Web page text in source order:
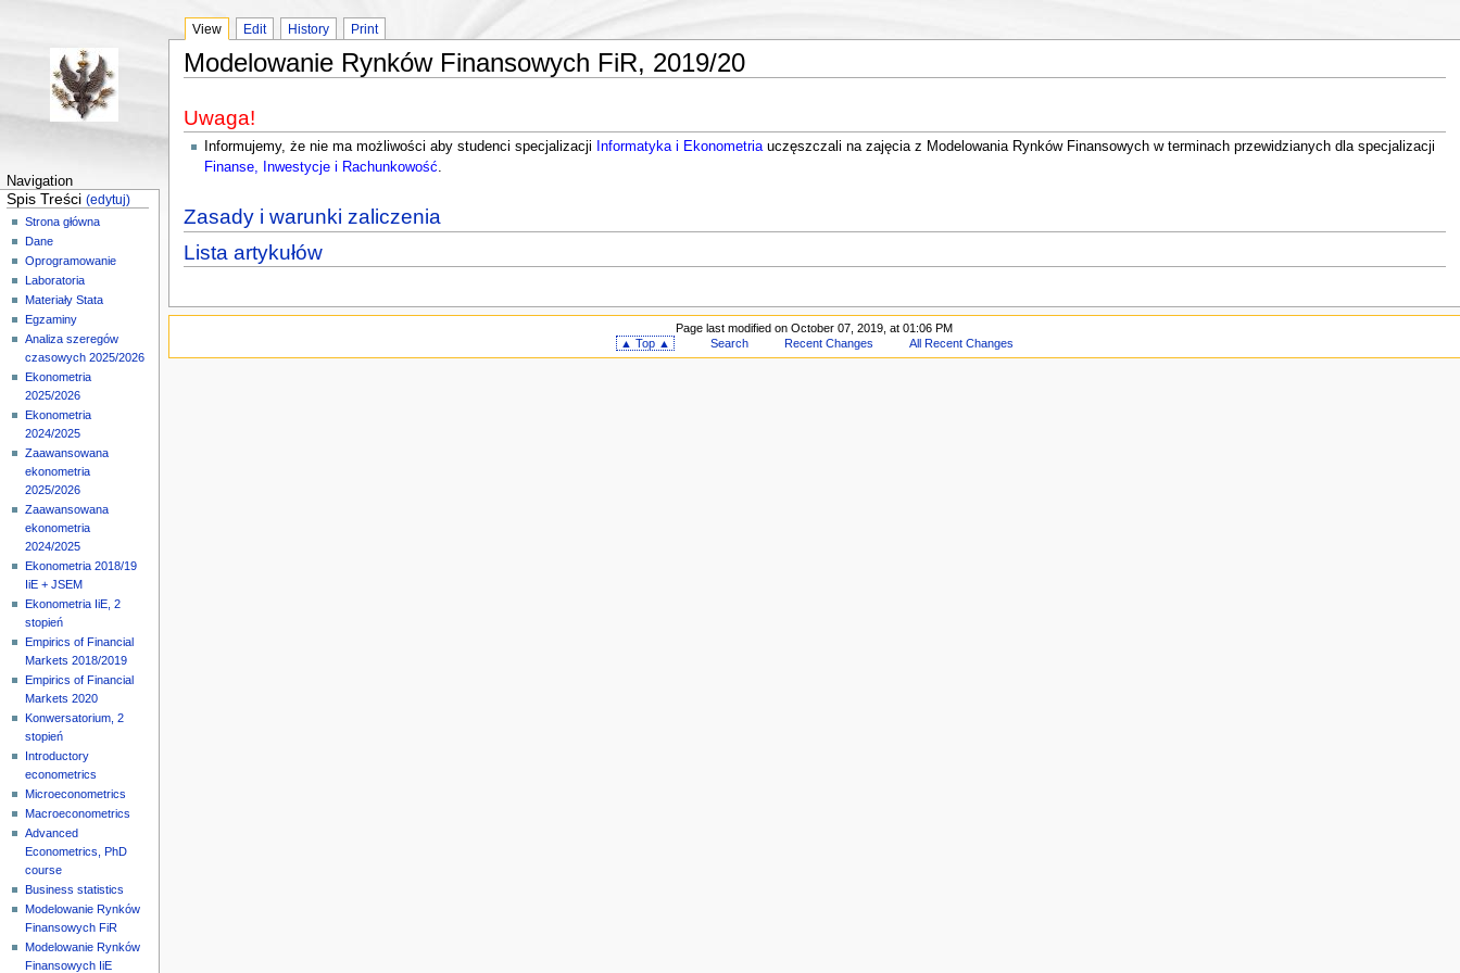
Navigation
Spis Treści(edytuj)
Strona główna
Dane
Oprogramowanie
Laboratoria
Materiały Stata
Egzaminy
Analiza szeregów
czasowych 2025/2026
Ekonometria
2025/2026
Ekonometria
2024/2025
Zaawansowana
ekonometria
2025/2026
Zaawansowana
ekonometria
2024/2025
Ekonometria 2018/19
IiE + JSEM
Ekonometria IiE, 2
stopień
Empirics of Financial
Markets 2018/2019
Empirics of Financial
Markets 2020
Konwersatorium, 2
stopień
Introductory
econometrics
Microeconometrics
Macroeconometrics
Advanced
Econometrics, PhD
course
Business statistics
Modelowanie Rynków
Finansowych FiR
Modelowanie Rynków
Finansowych IiE
View Edit History Print
Modelowanie Rynków Finansowych FiR, 2019/20
Uwaga!
Informujemy, że nie ma możliwości aby studenci specjalizacji Informatyka i Ekonometriauczęszczali na zajęcia z Modelowania Rynków Finansowych w terminach przewidzianych dla specjalizacji
Finanse, Inwestycje i Rachunkowość.
Zasady i warunki zaliczenia
Lista artykułów
Page last modified on October 07, 2019, at 01:06 PM
▲ Top ▲
Search Recent Changes All Recent Changes